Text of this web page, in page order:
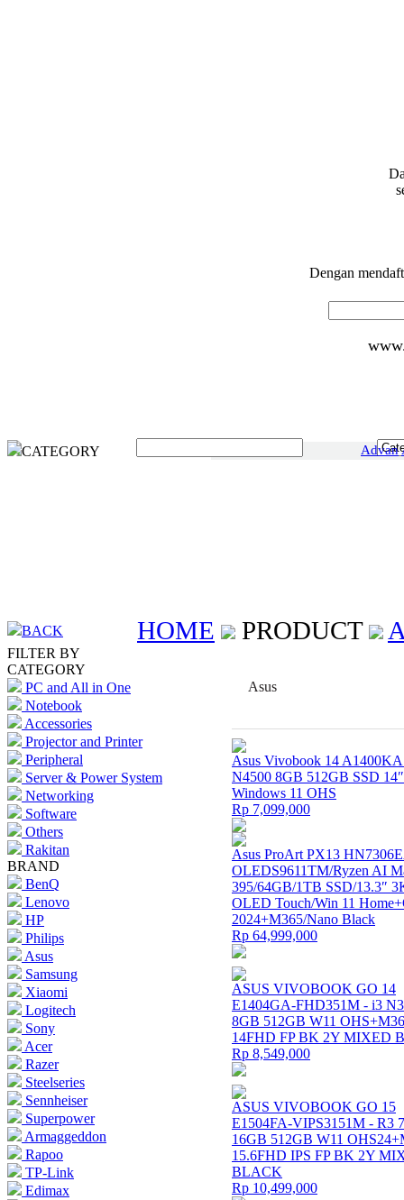
Dengan
CATEGORY Advan
BACK HOME PRODUCT
FILTER BY
CATEGORY
PC and All in One
Notebook
Accessories
Projector and Printer
Peripheral
Server & Power System
Networking
Software
Others
Rakitan
BRAND
BenQ
Lenovo
HP
Philips
Asus
Samsung
Xiaomi
Logitech
Sony
Acer
Razer
Steelseries
Sennheiser
Superpower
Armaggeddon
Rapoo
TP-Link
Edimax
Asus
Asus Vivobook 14
N4500 8GB 512GB SSD
Windows 11 OHS
Rp 7,099,000
Asus ProArt PX13
OLEDS9611TM/Ryzen AI
395/64GB/1TB SSD/13.3″
OLED Touch/Win 11
2024+M365/Nano Black
Rp 64,999,000
ASUS VIVOBOOK GO 14
E1404GA-FHD351M - i3
8GB 512GB W11
14FHD FP BK 2Y MIXED
Rp 8,549,000
ASUS VIVOBOOK GO 15
E1504FA-VIPS3151M - R3
16GB 512GB W11
15.6FHD IPS FP BK 2Y
BLACK
Rp 10,499,000